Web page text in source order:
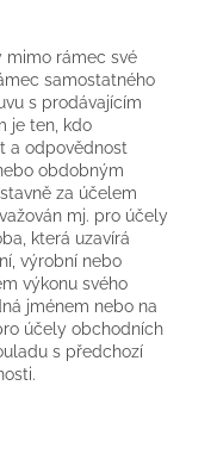
mimo rámec své
samostatného
s prodávajícím
je ten, kdo
a odpovědnost
obdobným
za účelem
mj. pro účely
která uzavírá
výrobní nebo
výkonu svého
jménem nebo na
účely obchodních
s předchozí